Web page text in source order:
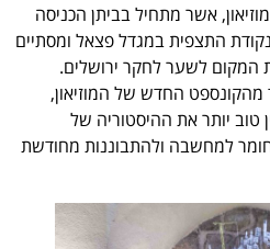
אשר מתחיל בביתן הכניסה
התצפית במגדל פצאל ומסתיים
המקום לשער לחקר ירושלים.
מהקונספט החדש של המוזיאון,
יותר את ההיסטוריה של
למחשבה ולהתבוננות מחודשת